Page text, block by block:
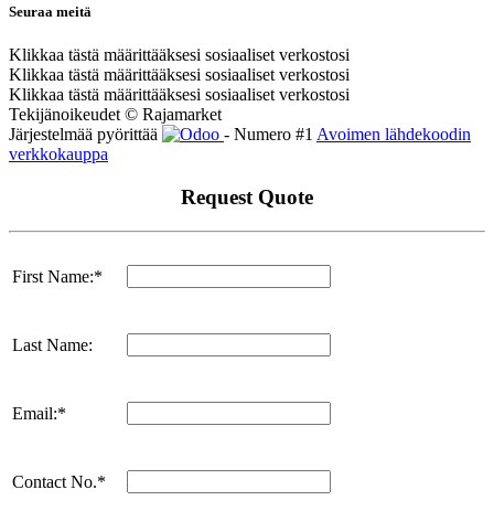
Seuraa meitä
Klikkaa tästä määrittääksesi sosiaaliset verkostosi
Klikkaa tästä määrittääksesi sosiaaliset verkostosi
Klikkaa tästä määrittääksesi sosiaaliset verkostosi
Tekijänoikeudet © Rajamarket
Järjestelmää pyörittää
- Numero #1 Avoimen lähdekoodin
verkkokauppa
Request Quote
First Name:*
Last Name:
Email:*
Contact No.*